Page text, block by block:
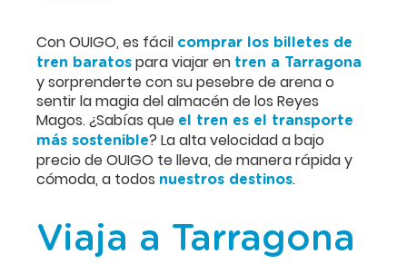
Con OUIGO, es fácil comprar los billetes de
tren baratos para viajar en tren a Tarragona
y sorprenderte con su pesebre de arena o
sentir la magia del almacén de los Reyes
Magos. ¿Sabías que el tren es el transporte
más sostenible? La alta velocidad a bajo
precio de OUIGO te lleva, de manera rápida y
cómoda, a todos nuestros destinos.
Viaja a Tarragona